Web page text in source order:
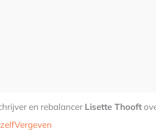
en rebalancer Lisette Thooft